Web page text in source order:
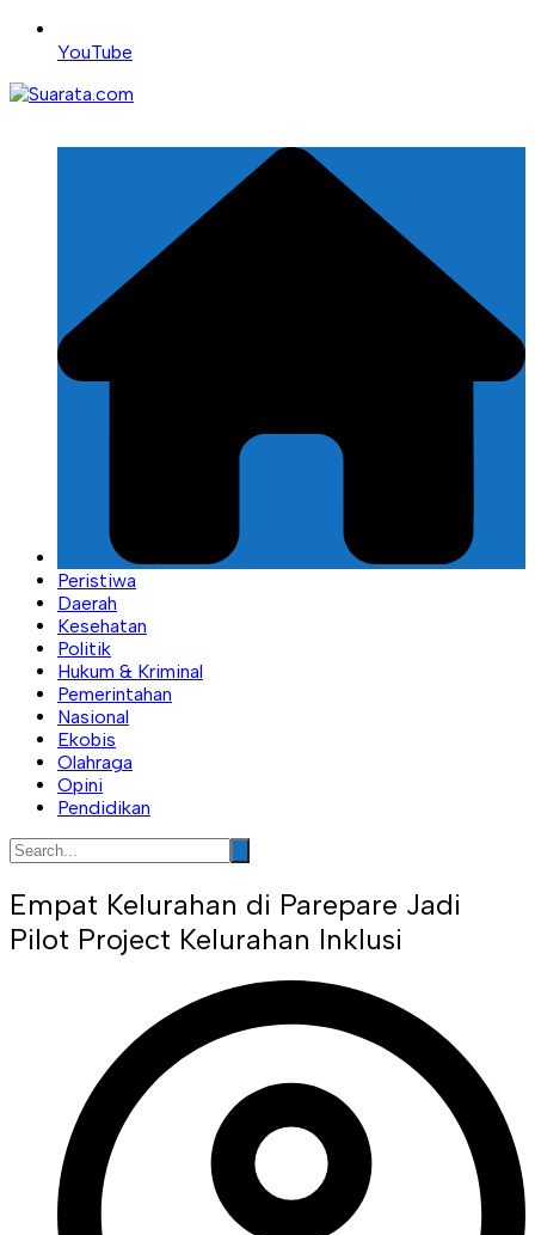
YouTube
Peristiwa
Daerah
Kesehatan
Politik
Hukum & Kriminal
Pemerintahan
Nasional
Ekobis
Olahraga
Opini
Pendidikan
Empat Kelurahan di Parepare Jadi
Pilot Project Kelurahan Inklusi